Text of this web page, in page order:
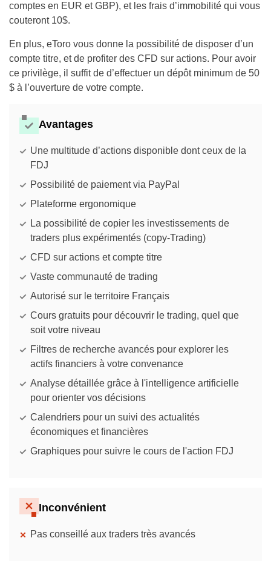
comptes en EUR et GBP), et les frais d’immobilité qui vous
couteront 10$.
En plus, eToro vous donne la possibilité de disposer d’un
compte titre, et de profiter des CFD sur actions. Pour avoir
ce privilège, il suffit de d’effectuer un dépôt minimum de 50
$ à l’ouverture de votre compte.
Avantages
Une multitude d’actions disponible dont ceux de la
FDJ
Possibilité de paiement via PayPal
Plateforme ergonomique
La possibilité de copier les investissements de
traders plus expérimentés (copy-Trading)
CFD sur actions et compte titre
Vaste communauté de trading
Autorisé sur le territoire Français
Cours gratuits pour découvrir le trading, quel que
soit votre niveau
Filtres de recherche avancés pour explorer les
actifs financiers à votre convenance
Analyse détaillée grâce à l'intelligence artificielle
pour orienter vos décisions
Calendriers pour un suivi des actualités
économiques et financières
Graphiques pour suivre le cours de l'action FDJ
Inconvénient
Pas conseillé aux traders très avancés